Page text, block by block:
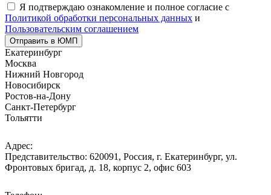
Я подтверждаю ознакомление и полное согласие с
Политикой обработки персональных данных и
Пользовательским соглашением
Отправить в ЮМП
Екатеринбург
Москва
Нижний Новгород
Новосибирск
Ростов-на-Дону
Санкт-Петербург
Тольятти
Адрес:
Представительство: 620091, Россия, г. Екатеринбург, ул.
Фронтовых бригад, д. 18, корпус 2, офис 603